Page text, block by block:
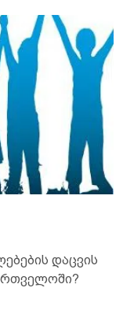
დაცვის